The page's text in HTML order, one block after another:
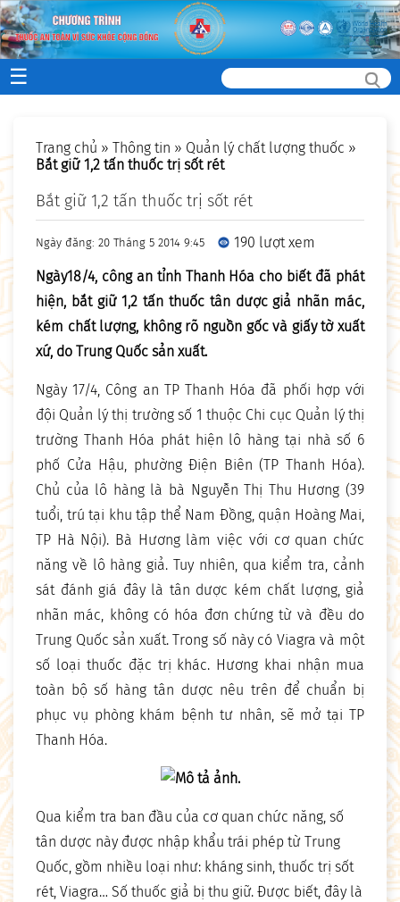
☰
Trang chủ » Thông tin » Quản lý chất lượng thuốc »
Bắt giữ 1,2 tấn thuốc trị sốt rét
Bắt giữ 1,2 tấn thuốc trị sốt rét
Ngày đăng: 20 Tháng 5 2014 9:45
190 lượt xem
Ngày18/4, công an tỉnh Thanh Hóa cho biết đã phát
hiện, bắt giữ 1,2 tấn thuốc tân dược giả nhãn mác,
kém chất lượng, không rõ nguồn gốc và giấy tờ xuất
xứ, do Trung Quốc sản xuất.
Ngày 17/4, Công an TP Thanh Hóa đã phối hợp với
đội Quản lý thị trường số 1 thuộc Chi cục Quản lý thị
trường Thanh Hóa phát hiện lô hàng tại nhà số 6
phố Cửa Hậu, phường Điện Biên (TP Thanh Hóa).
Chủ của lô hàng là bà Nguyễn Thị Thu Hương (39
tuổi, trú tại khu tập thể Nam Đồng, quận Hoàng Mai,
TP Hà Nội). Bà Hương làm việc với cơ quan chức
năng về lô hàng giả. Tuy nhiên, qua kiểm tra, cảnh
sát đánh giá đây là tân dược kém chất lượng, giả
nhãn mác, không có hóa đơn chứng từ và đều do
Trung Quốc sản xuất. Trong số này có Viagra và một
số loại thuốc đặc trị khác. Hương khai nhận mua
toàn bộ số hàng tân dược nêu trên để chuẩn bị
phục vụ phòng khám bệnh tư nhân, sẽ mở tại TP
Thanh Hóa.
Qua kiểm tra ban đầu của cơ quan chức năng, số
tân dược này được nhập khẩu trái phép từ Trung
Quốc, gồm nhiều loại như: kháng sinh, thuốc trị sốt
rét, Viagra… Số thuốc giả bị thu giữ. Được biết, đây là